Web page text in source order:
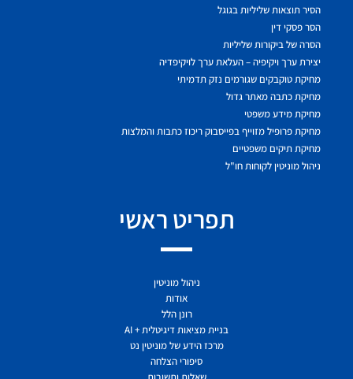
הסיר תוצאות שליליות בגוגל
הסר פסקי דין
הסרה של ביקורות שליליות
יצירת ערך ויקיפיה – העלאת ערך לויקיפדיה
מחיקת טוקבקים שגורמים נזק תדמיתי
מחיקת כתבה מאתר גדול
מחיקת מידע משפטי
מחיקת פרופיל מזוייף בפייסבוק ריכוז כתבות והמלצות
מחיקת תיקים משפטיים
ניהול מוניטין לקוחות חו"ל
תפריט ראשי
ניהול מוניטין
אודות
רונן הלל
בניית מציאות דיגיטלית + AI
מרכז הידע של מוניטין נט
סיפורי הצלחה